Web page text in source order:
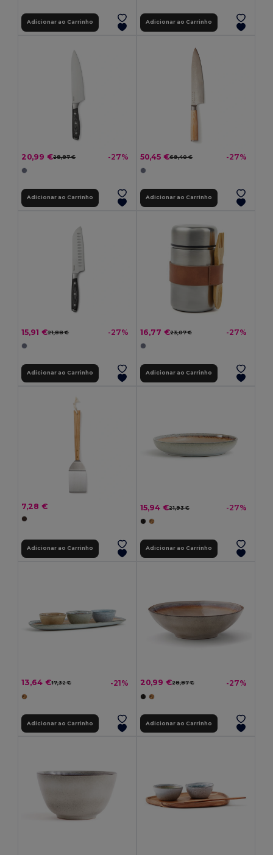
Adicionar ao Carrinho Adicionar ao Carrinho
20,99 €28,87 € -27%
Adicionar ao Carrinho
50,45 €69,40 € -27%
Adicionar ao Carrinho
15,91 €21,88 € -27%
Adicionar ao Carrinho
16,77 €23,07 € -27%
Adicionar ao Carrinho
7,28 €
Adicionar ao Carrinho
15,94 €21,93 € -27%
Adicionar ao Carrinho
13,64 €17,32 € -21%
Adicionar ao Carrinho
20,99 €28,87 € -27%
Adicionar ao Carrinho